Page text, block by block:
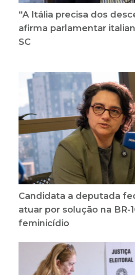
“A Itália precisa dos
afirma parlamentar
SC
Candidata a deputada
atuar por solução na BR-
feminicídio